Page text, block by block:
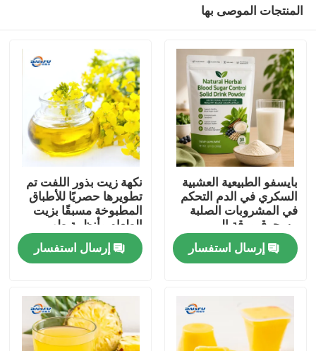
المنزل
فيديوهات
المنتجات الموصى بها
بايسفو الطبيعية العشبية
السكري في الدم التحكم
في المشروبات الصلبة
مسحوق ورقة المربى
جذر كودزو الجينسنغ
جوجي التوت بذور كاسيا
لدعم الجلوكوز الصحية
إرسال استفسار
نكهة زيت بذور اللفت تم
تطويرها حصريًا للأطباق
المطبوخة مسبقًا بزيت
الطعام وأنظمة طهي
الطعام الصينية
إرسال استفسار